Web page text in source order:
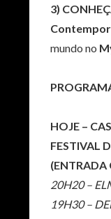
3)
mundo no
HOJE –
FESTIVAL
(ENTRADA
20H20 –
19H30 –